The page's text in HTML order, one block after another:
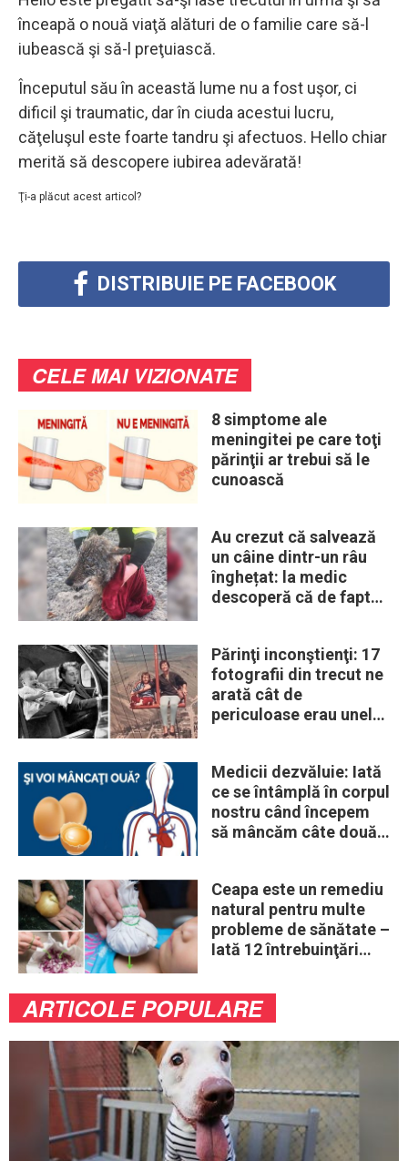
înceapă o nouă viaţă alături de o familie care să-l
iubească şi să-l preţuiască.
Începutul său în această lume nu a fost uşor, ci
dificil şi traumatic, dar în ciuda acestui lucru,
căţeluşul este foarte tandru şi afectuos. Hello chiar
merită să descopere iubirea adevărată!
Ţi-a plăcut acest articol?
DISTRIBUIE PE FACEBOOK
CELE MAI VIZIONATE
8 simptome ale
meningitei pe care toţi
părinţii ar trebui să le
cunoască
Au crezut că salvează
un câine dintr-un râu
înghețat: la medic
descoperă că de fapt
Părinţi inconştienţi: 17
fotografii din trecut ne
arată cât de
periculoase erau unele
Medicii dezvăluie: Iată
ce se întâmplă în corpul
nostru când începem
să mâncăm câte două
Ceapa este un remediu
natural pentru multe
probleme de sănătate –
Iată 12 întrebuinţări
ARTICOLE POPULARE